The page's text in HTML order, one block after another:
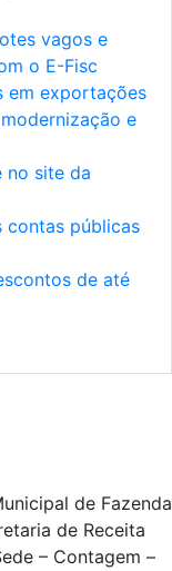
vagos e
o E-Fisc
em exportações
e
no site da
contas públicas
de até
de Fazenda
de Receita
– Contagem –